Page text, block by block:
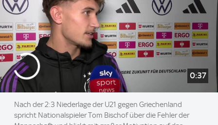
0:37
Nach der 2:3 Niederlage der U21 gegen Griechenland
spricht Nationalspieler Tom Bischof über die Fehler der